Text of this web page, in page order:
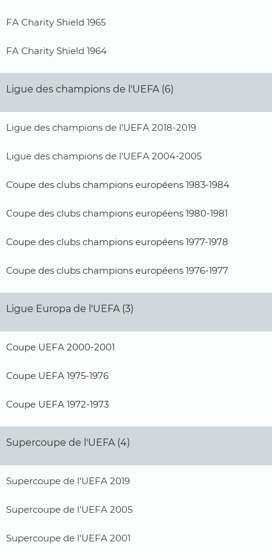
FA Charity Shield 1965
FA Charity Shield 1964
Ligue des champions de l'UEFA (6)
Ligue des champions de l'UEFA 2018-2019
Ligue des champions de l'UEFA 2004-2005
Coupe des clubs champions européens 1983-1984
Coupe des clubs champions européens 1980-1981
Coupe des clubs champions européens 1977-1978
Coupe des clubs champions européens 1976-1977
Ligue Europa de l'UEFA (3)
Coupe UEFA 2000-2001
Coupe UEFA 1975-1976
Coupe UEFA 1972-1973
Supercoupe de l'UEFA (4)
Supercoupe de l'UEFA 2019
Supercoupe de l'UEFA 2005
Supercoupe de l'UEFA 2001